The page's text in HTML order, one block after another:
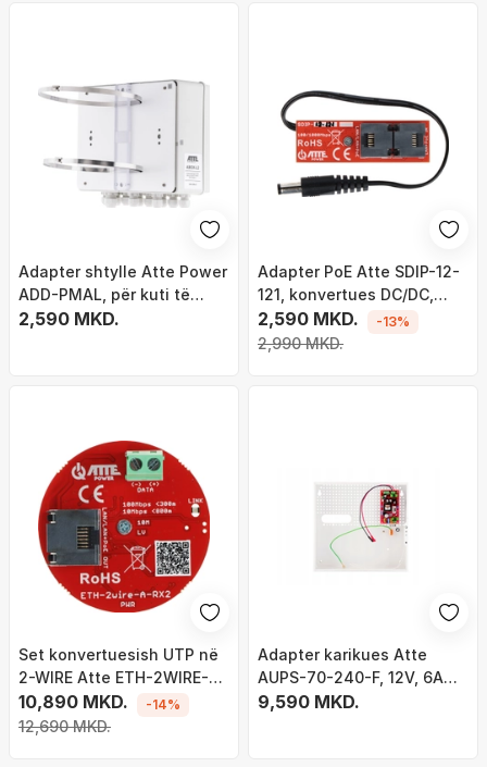
Adapter shtylle Atte Power
ADD-PMAL, për kuti të
jashtme ABOX-L, 300mm,
2,590 MKD.
Adapter PoE Atte SDIP-12-
121, konvertues DC/DC,
dalje 12V
2,590 MKD.
2,990 MKD.
-13%
Set konvertuesish UTP në
2-WIRE Atte ETH-2WIRE-A-
SET2, LAN, PoE
10,890 MKD.
12,690 MKD.
-14%
Adapter karikues Atte
AUPS-70-240-F, 12V, 6A
72W, i zi
9,590 MKD.